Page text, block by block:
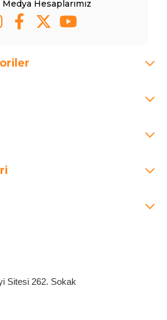
Hesaplarımız
Sitesi 262. Sokak